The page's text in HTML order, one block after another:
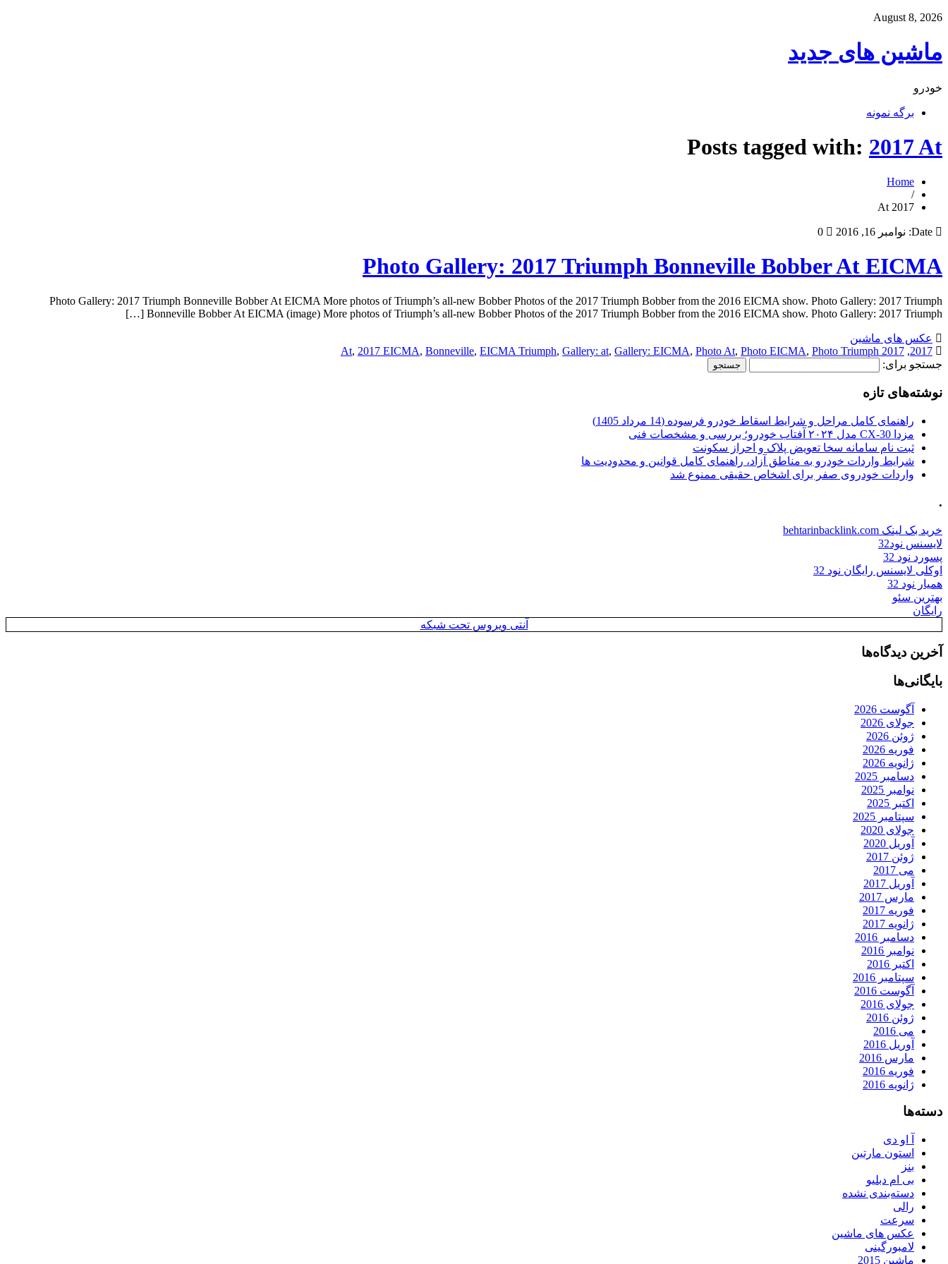
August 8, 2026
ماشین های جدید
خودرو
برگه نمونه
Posts tagged with: 2017 At
Home
/
2017 At
Date: نوامبر 16, 2016 0
Photo Gallery: 2017 Triumph Bonneville Bobber At EICMA
Photo Gallery: 2017 Triumph Bonneville Bobber At EICMA More photos of Triumph’s all-new Bobber Photos of the 2017 Triumph Bobber from the 2016 EICMA show. Photo Gallery: 2017 Triumph
Bonneville Bobber At EICMA (image) More photos of Triumph’s all-new Bobber Photos of the 2017 Triumph Bobber from the 2016 EICMA show. Photo Gallery: 2017 Triumph […]
عکس های ماشین
2017
,
2017 At
, 2017 EICMA, Bonneville, EICMA Triumph, Gallery: at, Gallery: EICMA, Photo At, Photo EICMA, Photo Triumph
جستجو برای:
نوشته‌های تازه
راهنمای کامل مراحل و شرایط اسقاط خودرو فرسوده (14 مرداد 1405)
مزدا CX-30 مدل ۲۰۲۴ آفتاب خودرو؛ بررسی و مشخصات فنی
ثبت نام سامانه سخا تعویض پلاک و احراز سکونت
شرایط واردات خودرو به مناطق آزاد، راهنمای کامل قوانین و محدودیت ها
واردات خودروی صفر برای اشخاص حقیقی ممنوع شد
.
خرید بک لینک behtarinbacklink.com
لایسنس نود32
پسورد نود 32
اوکلی لایسنس رایگان نود 32
همیار نود 32
بهترین سئو
رایگان
آنتی ویروس تحت شبکه
آخرین دیدگاه‌ها
بایگانی‌ها
آگوست 2026
جولای 2026
ژوئن 2026
فوریه 2026
ژانویه 2026
دسامبر 2025
نوامبر 2025
اکتبر 2025
سپتامبر 2025
جولای 2020
آوریل 2020
ژوئن 2017
می 2017
آوریل 2017
مارس 2017
فوریه 2017
ژانویه 2017
دسامبر 2016
نوامبر 2016
اکتبر 2016
سپتامبر 2016
آگوست 2016
جولای 2016
ژوئن 2016
می 2016
آوریل 2016
مارس 2016
فوریه 2016
ژانویه 2016
دسته‌ها
آ او دی
استون مارتین
بنز
بی ام دبلیو
دسته‌بندی نشده
رالی
سرعت
عکس های ماشین
لامبورگینی
ماشین 2015